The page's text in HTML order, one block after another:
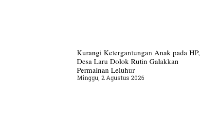
Kurangi Ketergantungan Anak pada HP,
Desa Laru Dolok Rutin Galakkan
Permainan Leluhur
Minggu, 2 Agustus 2026